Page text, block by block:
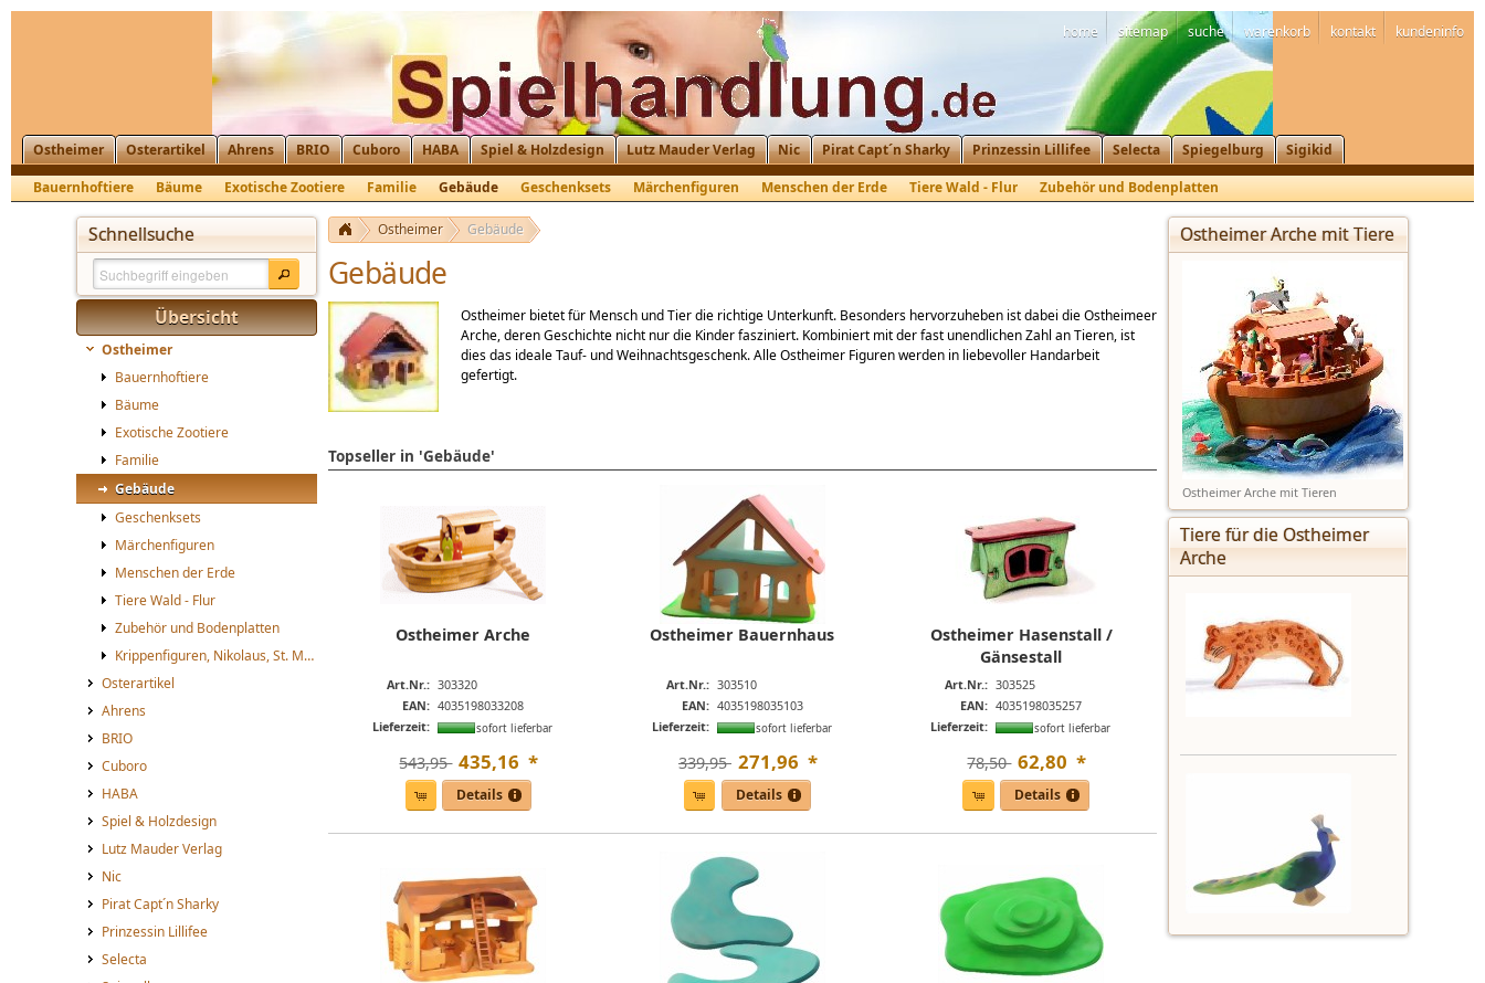
home sitemap suche warenkorb kontakt kundeninfo
Ostheimer Osterartikel Ahrens BRIO Cuboro HABA Spiel & Holzdesign Lutz Mauder Verlag Nic Pirat Capt´n Sharky Prinzessin Lillifee Selecta Spiegelburg
Sigikid
Bauernhoftiere
Bäume Exotische Zootiere Familie Gebäude Geschenksets Märchenfiguren Menschen der Erde Tiere Wald - Flur
Zubehör und Bodenplatten
Schnellsuche
Übersicht
Ostheimer
Bauernhoftiere
Bäume
Exotische Zootiere
Familie
Gebäude
Geschenksets
Märchenfiguren
Menschen der Erde
Tiere Wald - Flur
Zubehör und Bodenplatten
Krippenfiguren, Nikolaus, St. Martin
Osterartikel
Ahrens
BRIO
Cuboro
HABA
Spiel & Holzdesign
Lutz Mauder Verlag
Nic
Pirat Capt´n Sharky
Prinzessin Lillifee
Selecta
Ostheimer Arche mit Tiere
Ostheimer Arche mit Tieren
Tiere für die Ostheimer
Arche
Ostheimer Gebäude
Gebäude
Ostheimer bietet für Mensch und Tier die richtige Unterkunft. Besonders hervorzuheben ist dabei die Ostheimeer
Arche, deren Geschichte nicht nur die Kinder fasziniert. Kombiniert mit der fast unendlichen Zahl an Tieren, ist
dies das ideale Tauf- und Weihnachtsgeschenk. Alle Ostheimer Figuren werden in liebevoller Handarbeit
gefertigt.
Topseller in 'Gebäude'
Ostheimer Arche
Art.Nr.: 303320
EAN: 4035198033208
Lieferzeit:
sofort lieferbar
543,95  435,16 *
Details
Ostheimer Bauernhaus
Art.Nr.: 303510
EAN: 4035198035103
Lieferzeit:
sofort lieferbar
339,95  271,96 *
Details
Ostheimer Hasenstall /
Gänsestall
Art.Nr.: 303525
EAN: 4035198035257
Lieferzeit:
sofort lieferbar
78,50  62,80 *
Details